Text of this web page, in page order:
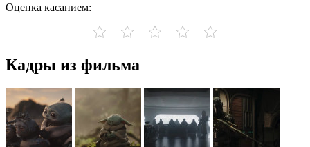
Оценка касанием:
Кадры из фильма